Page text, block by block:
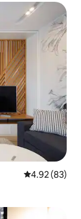
Penarafan
4.92 (83)